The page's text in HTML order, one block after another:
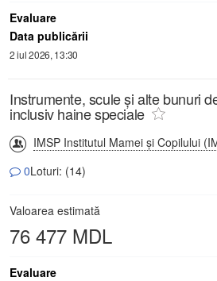
Evaluare
Data publicării
2 iul 2026, 13:30
Instrumente, scule și alte bunuri
inclusiv haine speciale
IMSP Institutul Mamei și Copilului
0Loturi: (14)
Valoarea estimată
76 477 MDL
Evaluare